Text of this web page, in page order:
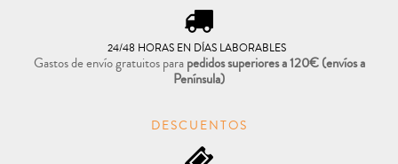
24/48 HORAS EN DÍAS LABORABLES
Gastos de envío gratuitos parapedidos superiores a 120€(envíos a
Península)
DESCUENTOS